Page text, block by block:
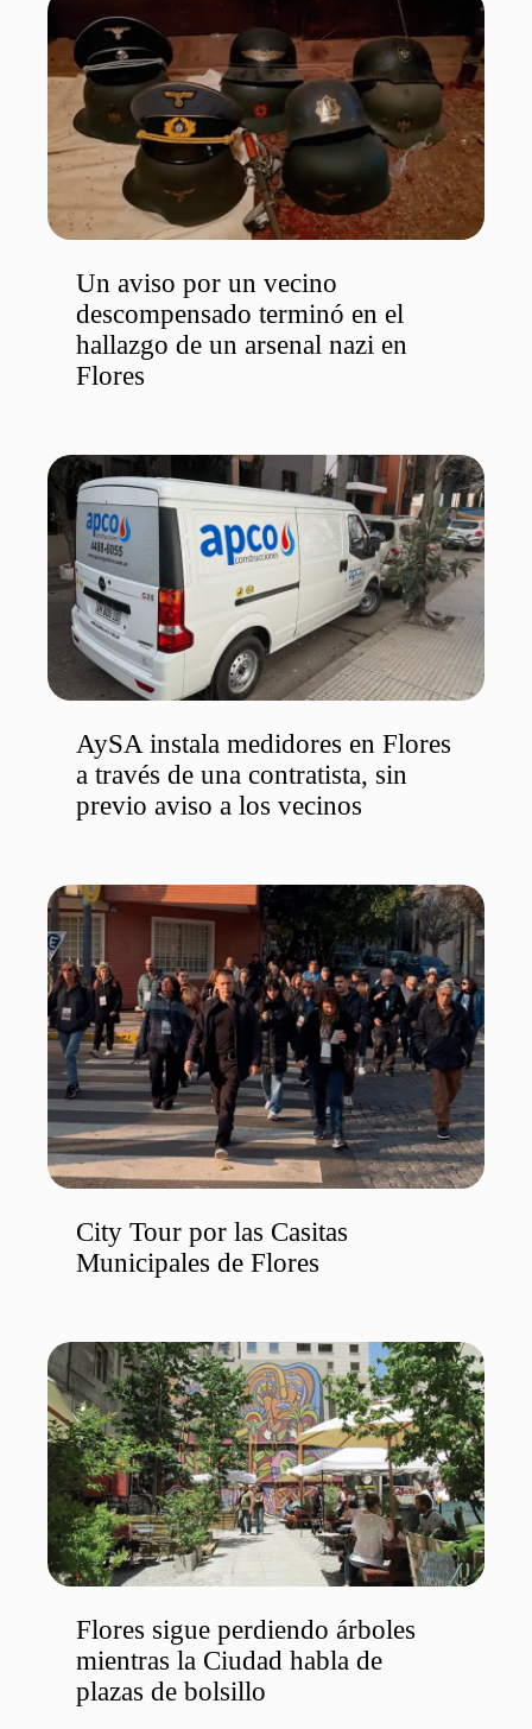
Un aviso por un vecino
descompensado terminó en el
hallazgo de un arsenal nazi en
Flores
AySA instala medidores en Flores
a través de una contratista, sin
previo aviso a los vecinos
City Tour por las Casitas
Municipales de Flores
Flores sigue perdiendo árboles
mientras la Ciudad habla de
plazas de bolsillo